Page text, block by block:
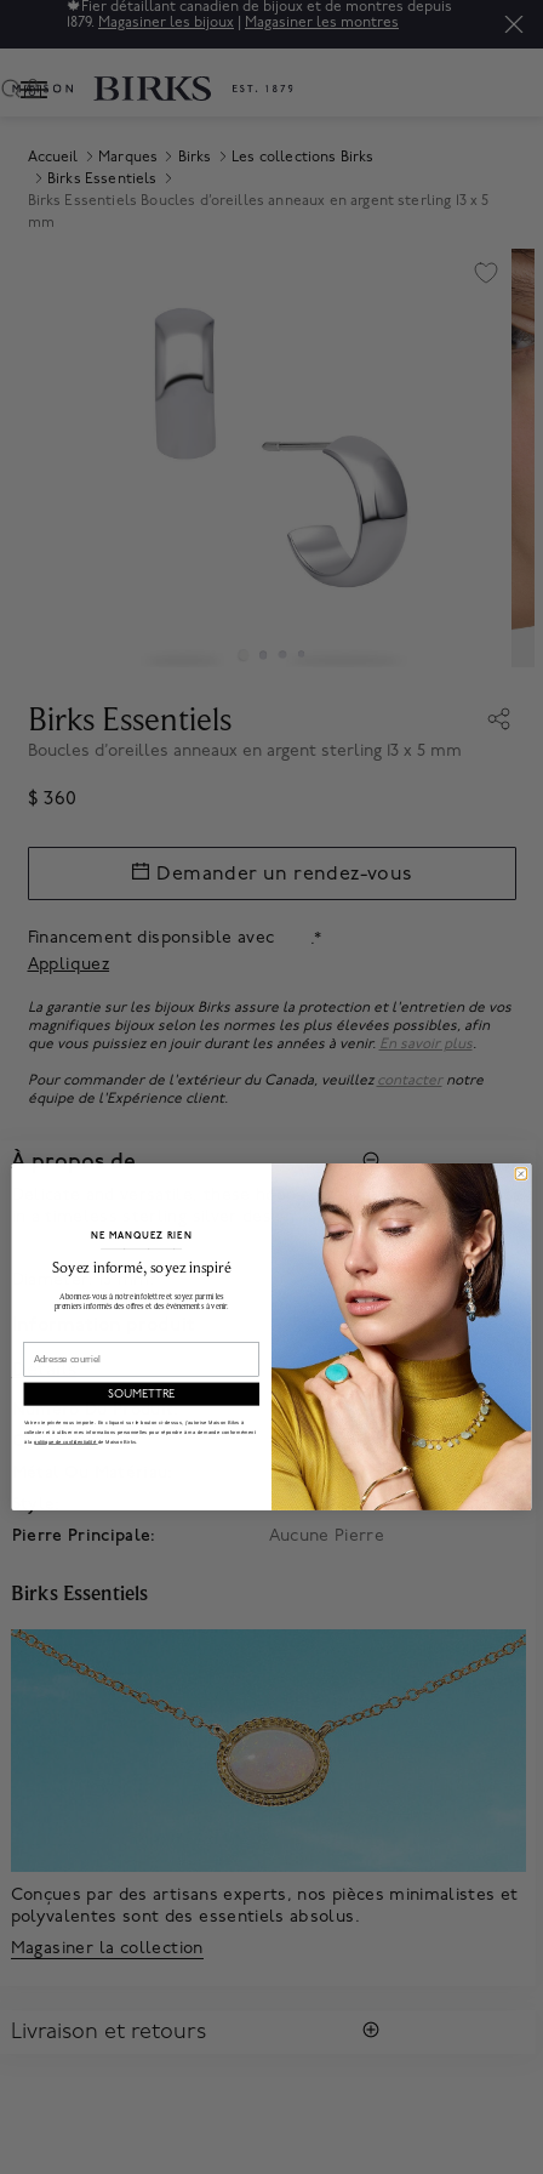
🍁 Fier détaillant canadien de bijoux et de montres depuis
1879. Magasiner les bijoux Magasiner les montres
0
Accueil Marques Birks
Les collections Birks
Birks Essentiels
Birks Essentiels Boucles d’oreilles anneaux en argent sterling 13 x 5
mm
Birks Essentiels
Boucles d’oreilles anneaux en argent sterling 13 x 5 mm
$ 360
Financement disponsible avec
.*
Appliquez
Demander un rendez-vous
La garantie sur les bijoux Birks assure la protection et l'entretien de vos
magnifiques bijoux selon les normes les plus élevées possibles, afin
que vous puissiez en jouir durant les années à venir. En savoir plus.
Pour commander de l'extérieur du Canada, veuillez contacternotre
équipe de l'Expérience client.
À propos de
Delicate and versatile, these hoops offer minimalist elegance
Diameter: 13 mm.
Détails
Numéro Du Produit:
450020531051
Collection:
Birks Essentiels
Argent Sterling
Anneaux
Pierre Principale:
Aucune Pierre
Birks Essentiels
Conçues par des artisans experts, nos pièces minimalistes et
polyvalentes sont des essentiels absolus.
Magasiner la collection
Livraison et retours
NE MANQUEZ RIEN
Soyez informé, soyez inspiré
Abonnez-vous à notre infolettre et soyez parmi les
premiers informés des offres et des événements à venir.
SOUMETTRE
Votre vie privée nous importe. En cliquant sur le bouton ci-dessus, j'autorise Maison Bikrs à
collecter et à utiliser mes informations personnelles pour répondre à ma demande conformément
à lapolitique de confidentialité de Maison Birks.